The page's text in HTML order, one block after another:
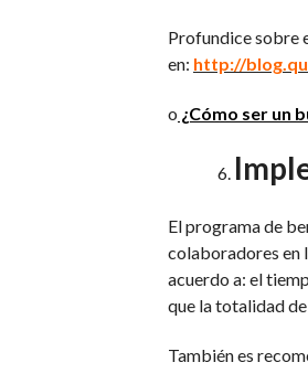
Profundice sobre
en: http://
o ¿Cómo ser un
El programa de
colaboradores en
acuerdo a: el
que la totalidad
También es